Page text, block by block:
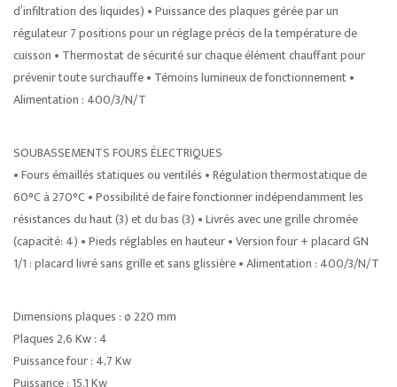
d’infiltration des liquides) • Puissance des plaques gérée par un
régulateur 7 positions pour un réglage précis de la température de
cuisson • Thermostat de sécurité sur chaque élément chauffant pour
prévenir toute surchauffe • Témoins lumineux de fonctionnement •
Alimentation : 400/3/N/T
SOUBASSEMENTS FOURS ÉLECTRIQUES
• Fours émaillés statiques ou ventilés • Régulation thermostatique de
60°C à 270°C • Possibilité de faire fonctionner indépendamment les
résistances du haut (3) et du bas (3) • Livrés avec une grille chromée
(capacité: 4) • Pieds réglables en hauteur • Version four + placard GN
1/1 : placard livré sans grille et sans glissière • Alimentation : 400/3/N/T
Dimensions plaques : ø 220 mm
Plaques 2,6 Kw : 4
Puissance four : 4,7 Kw